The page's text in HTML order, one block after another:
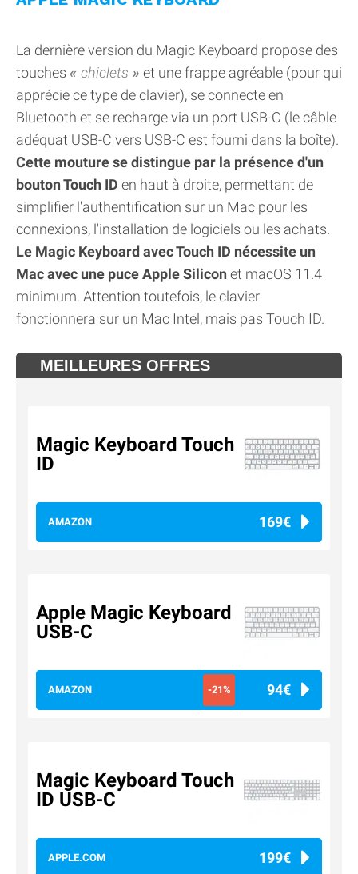
La dernière version du Magic Keyboard propose des
touches
chiclets
et une frappe agréable (pour qui
apprécie ce type de clavier), se connecte en
Bluetooth et se recharge via un port USB-C (le câble
adéquat USB-C vers USB-C est fourni dans la boîte).
Cette mouture se distingue par la présence d'un
bouton Touch ID en haut à droite, permettant de
simplifier l'authentification sur un Mac pour les
connexions, l'installation de logiciels ou les achats.
Le Magic Keyboard avec Touch ID nécessite un
Mac avec une puce Apple Silicon et macOS 11.4
minimum. Attention toutefois, le clavier
fonctionnera sur un Mac Intel, mais pas Touch ID.
MEILLEURES OFFRES
Magic Keyboard Touch
ID
AMAZON 169€
Apple Magic Keyboard
USB-C
AMAZON -21% 94€
Magic Keyboard Touch
ID USB-C
APPLE.COM 199€